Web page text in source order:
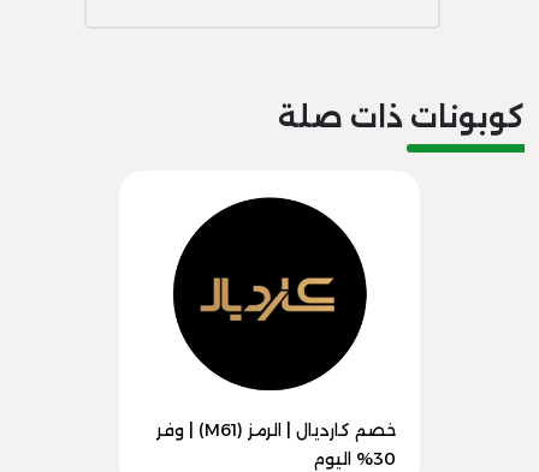
كوبونات ذات صلة
خصم كارديال | الرمز (M61) | وفر
30% اليوم